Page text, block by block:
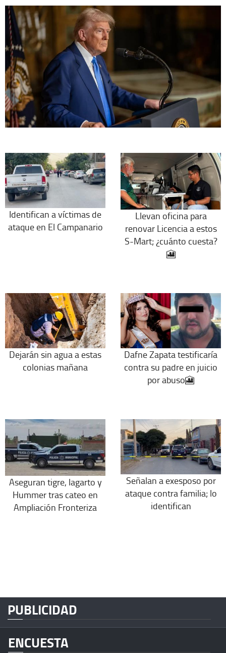
Identifican a víctimas de
ataque en El Campanario
Llevan oficina para
renovar Licencia a estos
S-Mart; ¿cuánto cuesta?
🎦
Dejarán sin agua a estas
colonias mañana
Dafne Zapata testificaría
contra su padre en juicio
por abuso🎦
Aseguran tigre, lagarto y
Hummer tras cateo en
Ampliación Fronteriza
Señalan a exesposo por
ataque contra familia; lo
identifican
PUBLICIDAD
ENCUESTA